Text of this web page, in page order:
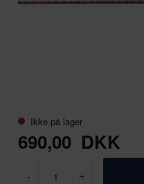
Ikke på lager
690,00 DKK
- +